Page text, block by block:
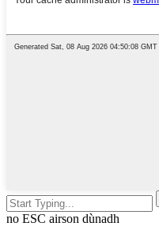
no ESC airson dùnadh